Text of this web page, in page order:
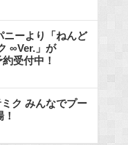
ニーより「ねんど
∞Ver.」が
受付中！
ク みんなでプー